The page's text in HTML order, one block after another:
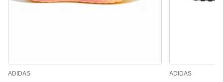
ADIDAS ADIDAS